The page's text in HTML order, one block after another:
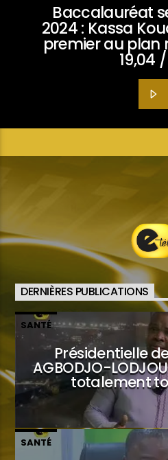
Baccalauréat
2024 : Kassa
premier au plan
19,04
DERNIÈRES PUBLICATIONS
SANTÉ
Présidentielle
AGBODJO-
totalement
SANTÉ